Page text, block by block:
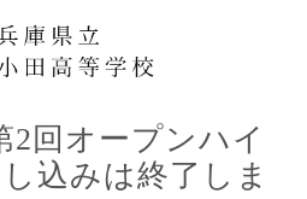
回オープンハイ
込みは終了しま